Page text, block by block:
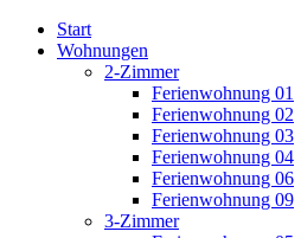
Start
Wohnungen
2-Zimmer
Ferienwohnung 01
Ferienwohnung 02
Ferienwohnung 03
Ferienwohnung 04
Ferienwohnung 06
Ferienwohnung 09
3-Zimmer